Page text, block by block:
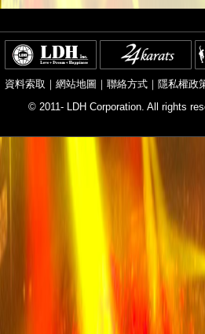
資料索取 ｜ 網站地圖 ｜ 聯絡方式 ｜ 隱私權政
© 2011- LDH Corporation. All rights